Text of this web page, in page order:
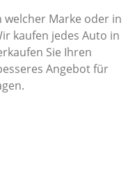
welcher Marke oder in
kaufen jedes Auto in
Sie Ihren
Angebot für